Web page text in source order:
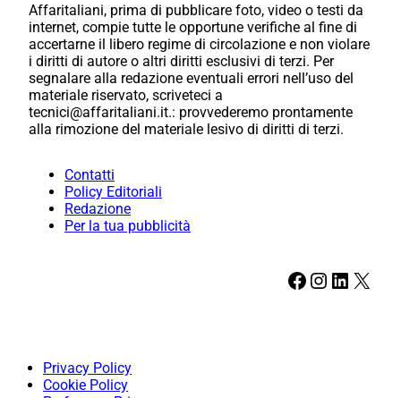
Affaritaliani, prima di pubblicare foto, video o testi da
internet, compie tutte le opportune verifiche al fine di
accertarne il libero regime di circolazione e non violare
i diritti di autore o altri diritti esclusivi di terzi. Per
segnalare alla redazione eventuali errori nell’uso del
materiale riservato, scriveteci a
tecnici@affaritaliani.it.: provvederemo prontamente
alla rimozione del materiale lesivo di diritti di terzi.
Contatti
Policy Editoriali
Redazione
Per la tua pubblicità
Facebook Instagram LinkedIn X
Privacy Policy
Cookie Policy